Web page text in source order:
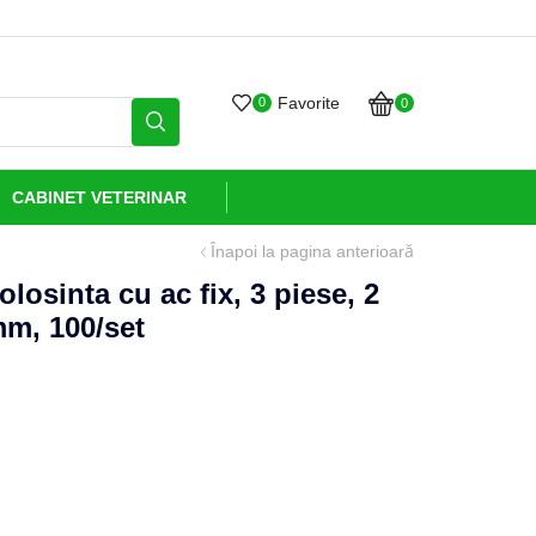
0 Favorite 0
CABINET VETERINAR
Înapoi la pagina anterioară
cu ac fix, 3 piese, 2
100/set